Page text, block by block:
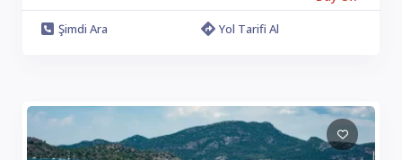
Şimdi Ara
Yol Tarifi Al